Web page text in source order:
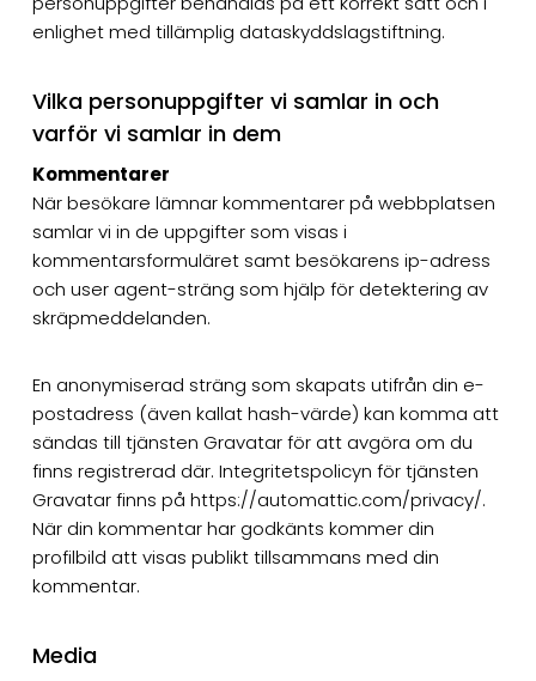
enlighet med tillämplig dataskyddslagstiftning.
Vilka personuppgifter vi samlar in och
varför vi samlar in dem
Kommentarer
När besökare lämnar kommentarer på webbplatsen
samlar vi in de uppgifter som visas i
kommentarsformuläret samt besökarens ip-adress
och user agent-sträng som hjälp för detektering av
skräpmeddelanden.
En anonymiserad sträng som skapats utifrån din e-
postadress (även kallat hash-värde) kan komma att
sändas till tjänsten Gravatar för att avgöra om du
finns registrerad där. Integritetspolicyn för tjänsten
Gravatar finns på https://automattic.com/privacy/.
När din kommentar har godkänts kommer din
profilbild att visas publikt tillsammans med din
kommentar.
Media